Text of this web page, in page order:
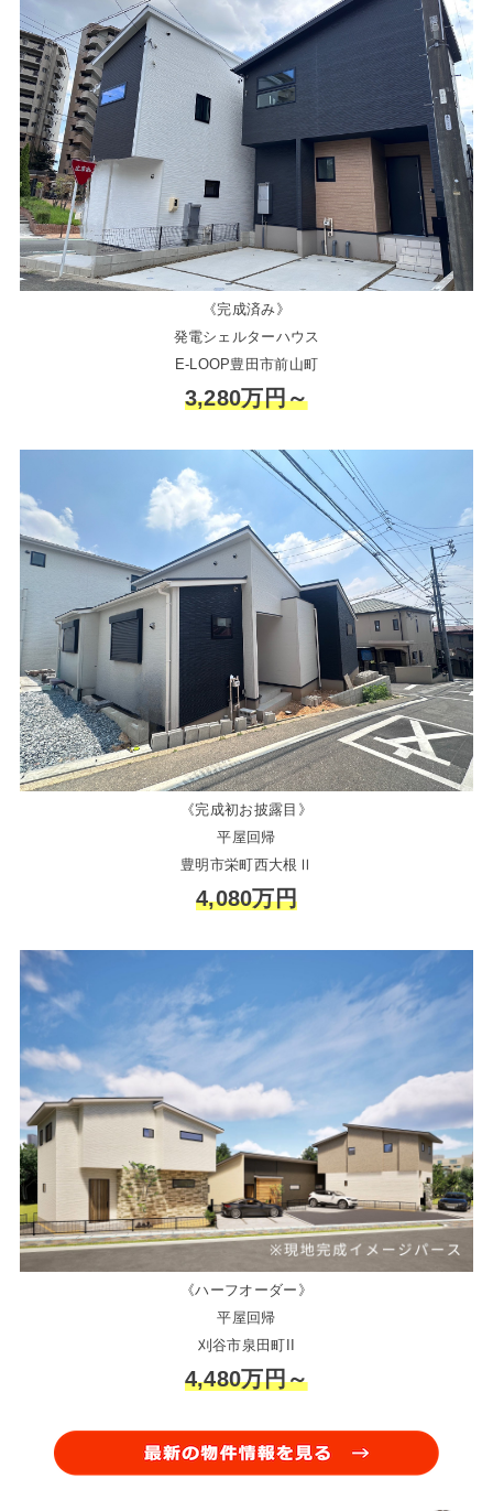
《完成済み》
発電シェルターハウス
E-LOOP豊田市前山町
3,280万円～
《完成初お披露目》
平屋回帰
豊明市栄町西大根Ⅱ
4,080万円
《ハーフオーダー》
平屋回帰
刈谷市泉田町II
4,480万円～